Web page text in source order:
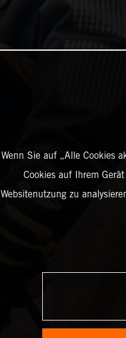
Wenn Sie auf „Alle Cookies
Cookies auf Ihrem
Websitenutzung zu